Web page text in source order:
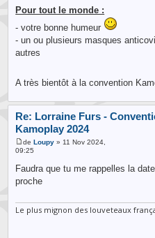
Pour tout le monde :
- votre bonne humeur
- un ou plusieurs masques
autres
A très bientôt à la convention
Re: Lorraine Furs -
Kamoplay 2024
deLoupy » 11 Nov 2024,
09:25
Faudra que tu me rappelles la
proche
Le plus mignon des louveteaux